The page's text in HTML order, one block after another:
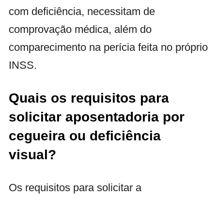
com deficiência, necessitam de
comprovação médica, além do
comparecimento na perícia feita no próprio
INSS.
Quais os requisitos para
solicitar aposentadoria por
cegueira ou deficiência
visual?
Os requisitos para solicitar a